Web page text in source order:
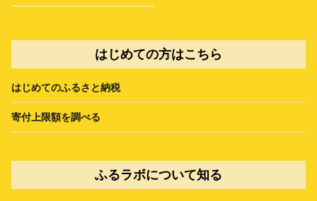
はじめての方はこちら
はじめてのふるさと納税
寄付上限額を調べる
ふるラボについて知る